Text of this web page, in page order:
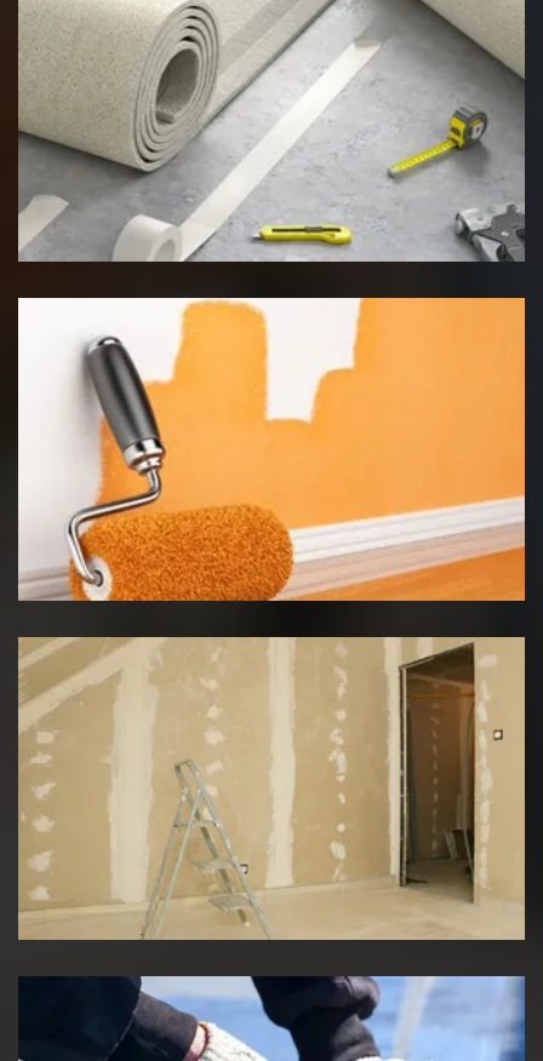
Pose de moquette
Peinture intérieur
Pose de placo